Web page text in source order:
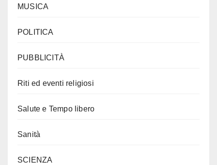
MUSICA
POLITICA
PUBBLICITÀ
Riti ed eventi religiosi
Salute e Tempo libero
Sanità
SCIENZA